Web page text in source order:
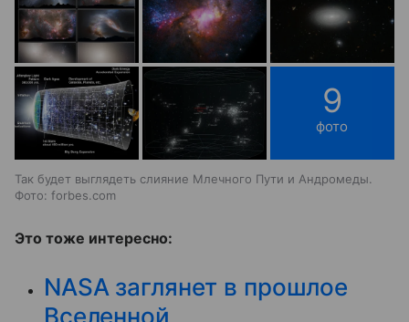
9
фото
Так будет выглядеть слияние Млечного Пути и Андромеды.
Фото: forbes.com
Это тоже интересно:
NASA заглянет в прошлое
Вселенной